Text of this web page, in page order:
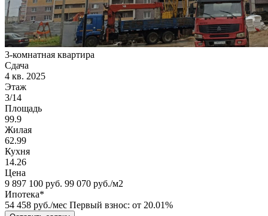
3-комнатная квартира
Сдача
4 кв. 2025
Этаж
3/14
Площадь
99.9
Жилая
62.99
Кухня
14.26
Цена
9 897 100 руб. 99 070 руб./м2
Ипотека*
54 458 руб./мес Первый взнос: от 20.01%